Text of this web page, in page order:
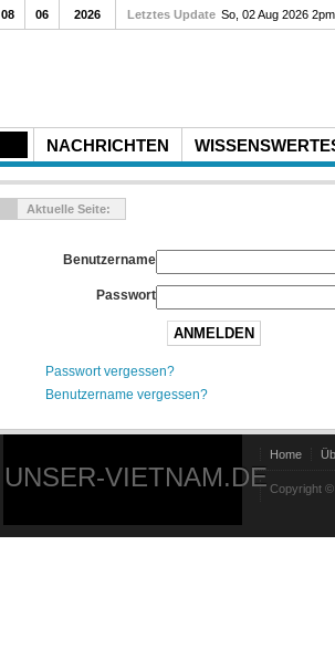
NACHRICHTEN
08 06 2026 Letztes Update So, 02 Aug 2026 2pm
Aktuelle Seite:
Benutzername
Passwort
ANMELDEN
Passwort vergessen?
Benutzername vergessen?
UNSER-VIETNAM.DE
Home
Copyright ©